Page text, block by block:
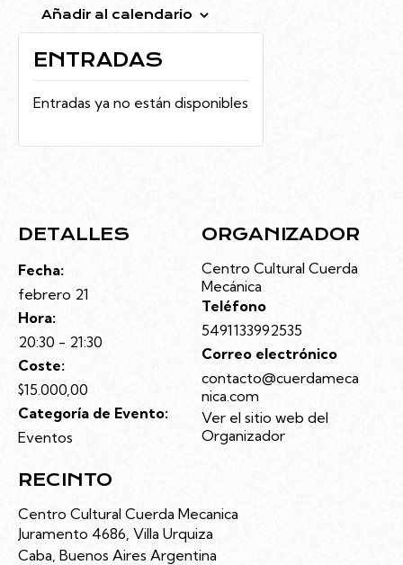
Añadir al calendario
DETALLES
Fecha:
febrero 21
Hora:
20:30 - 21:30
Coste:
$15.000,00
Categoría de Evento:
Eventos
ORGANIZADOR
Centro Cultural Cuerda
Mecánica
Teléfono
5491133992535
Correo electrónico
contacto@cuerdameca
nica.com
Ver el sitio web del
Organizador
RECINTO
Centro Cultural Cuerda Mecanica
Juramento 4686, Villa Urquiza
Caba Buenos Aires Argentina
ENTRADAS
Entradas ya no están disponibles